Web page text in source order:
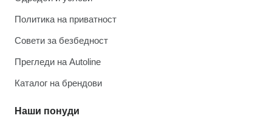
Политика на приватност
Совети за безбедност
Прегледи на Autoline
Каталог на брендови
Наши понуди